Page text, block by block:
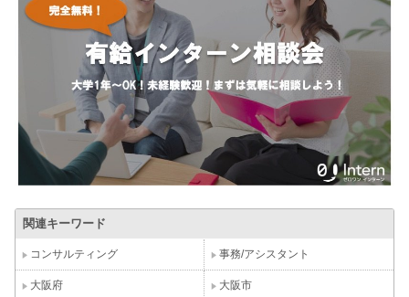
関連キーワード
コンサルティング 事務/アシスタント
大阪府 大阪市